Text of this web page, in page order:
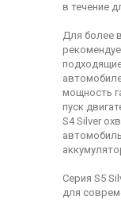
в течение
Для более
мощность
пуск
S4 Silver
Серия S5
для